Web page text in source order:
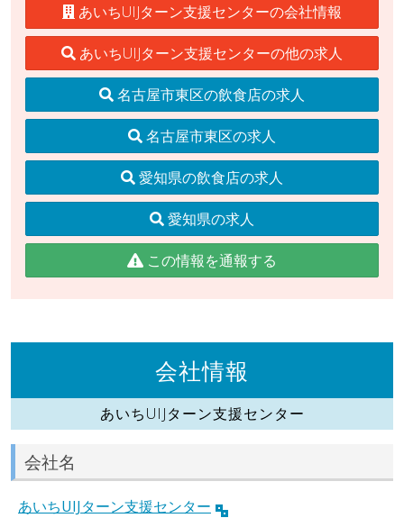
あいちUIJターン支援センターの会社情報
あいちUIJターン支援センターの他の求人
名古屋市東区の飲食店の求人
名古屋市東区の求人
愛知県の飲食店の求人
愛知県の求人
この情報を通報する
会社情報
あいちUIJターン支援センター
会社名
あいちUIJターン支援センター